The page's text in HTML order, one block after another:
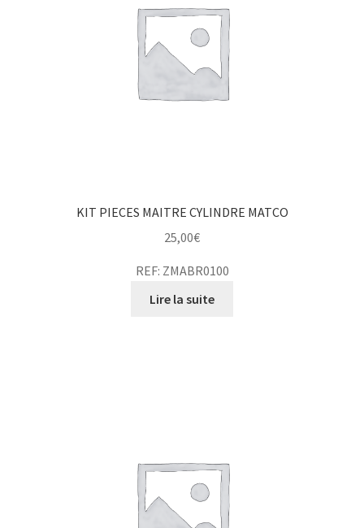
KIT PIECES MAITRE CYLINDRE MATCO
25,00€
REF: ZMABR0100
Lire la suite